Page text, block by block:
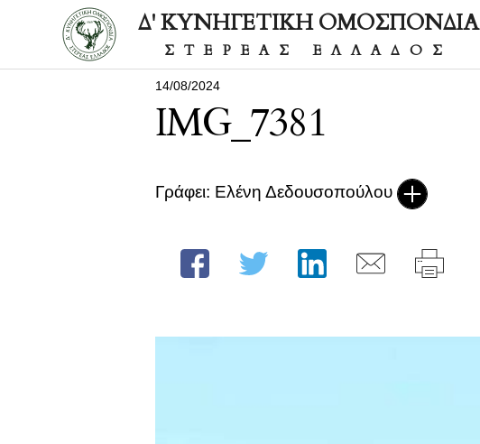
Δ' ΚΥΝΗΓΕΤΙΚΗ ΟΜΟΣΠΟΝΔΙΑ
ΣΤΕΡΕΑΣ ΕΛΛΑΔΟΣ
14/08/2024
IMG_7381
Γράφει: Ελένη Δεδουσοπούλου